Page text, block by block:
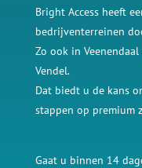
Bright Access heeft
bedrijventerreinen
Zo ook in
Vendel.
Dat biedt u de kans
stappen op premium
Gaat u binnen 14